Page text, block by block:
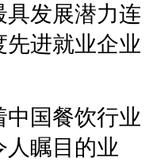
具发展潜力连
先进就业企业
中国餐饮行业
人瞩目的业